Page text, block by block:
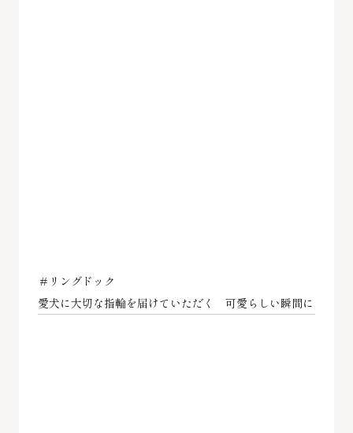
＃リングドック
愛犬に大切な指輪を届けていただく 可愛らしい瞬間に